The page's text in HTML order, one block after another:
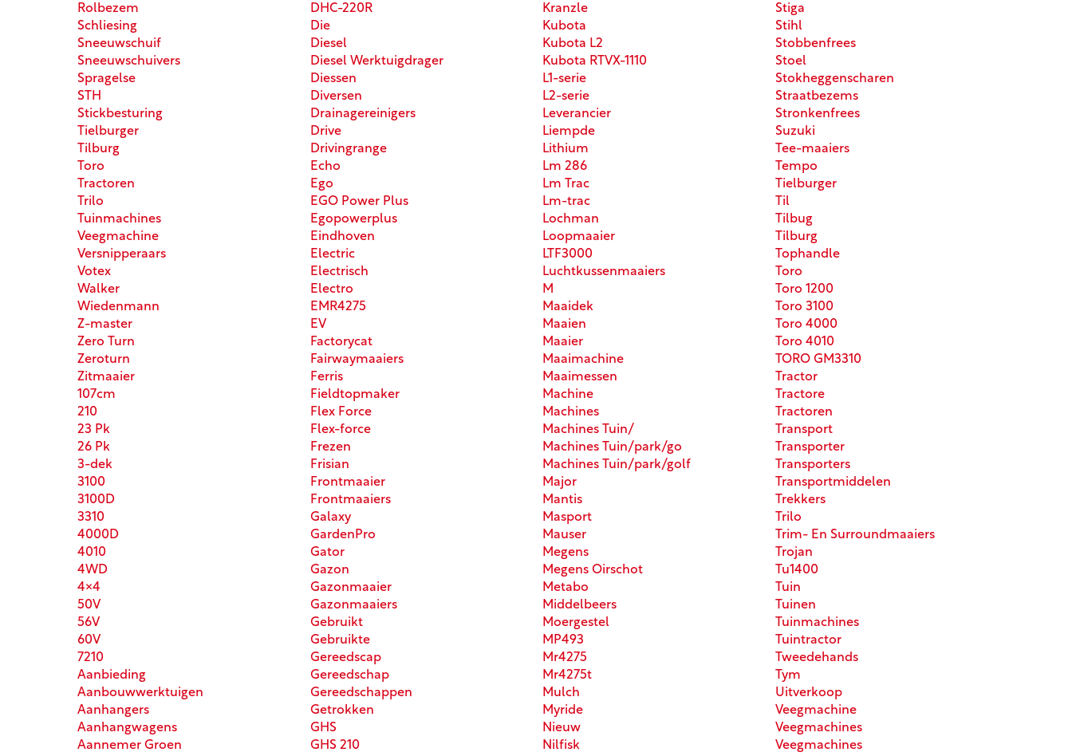
Rolbezem
Schliesing
Sneeuwschuif
Sneeuwschuivers
Spragelse
STH
Stickbesturing
Tielburger
Tilburg
Toro
Tractoren
Trilo
Tuinmachines
Veegmachine
Versnipperaars
Votex
Walker
Wiedenmann
Z-master
Zero Turn
Zeroturn
Zitmaaier
107cm
210
23 Pk
26 Pk
3-dek
3100
3100D
3310
4000D
4010
4WD
4x4
50V
56V
60V
7210
Aanbieding
Aanbouwwerktuigen
Aanhangers
Aanhangwagens
Aannemer Groen
DHC-220R
Die
Diesel
Diesel Werktuigdrager
Diessen
Diversen
Drainagereinigers
Drive
Drivingrange
Echo
Ego
EGO Power Plus
Egopowerplus
Eindhoven
Electric
Electrisch
Electro
EMR4275
EV
Factorycat
Fairwaymaaiers
Ferris
Fieldtopmaker
Flex Force
Flex-force
Frezen
Frisian
Frontmaaier
Frontmaaiers
Galaxy
GardenPro
Gator
Gazon
Gazonmaaier
Gazonmaaiers
Gebruikt
Gebruikte
Gereedscap
Gereedschap
Gereedschappen
Getrokken
GHS
GHS 210
Kranzle
Kubota
Kubota L2
Kubota RTVX-1110
L1-serie
L2-serie
Leverancier
Liempde
Lithium
Lm 286
Lm Trac
Lm-trac
Lochman
Loopmaaier
LTF3000
Luchtkussenmaaiers
M
Maaidek
Maaien
Maaier
Maaimachine
Maaimessen
Machine
Machines
Machines Tuin/
Machines Tuin/park/go
Machines Tuin/park/golf
Major
Mantis
Masport
Mauser
Megens
Megens Oirschot
Metabo
Middelbeers
Moergestel
MP493
Mr4275
Mr4275t
Mulch
Myride
Nieuw
Nilfisk
Stiga
Stihl
Stobbenfrees
Stoel
Stokheggenscharen
Straatbezems
Stronkenfrees
Suzuki
Tee-maaiers
Tempo
Tielburger
Til
Tilbug
Tilburg
Tophandle
Toro
Toro 1200
Toro 3100
Toro 4000
Toro 4010
TORO GM3310
Tractor
Tractore
Tractoren
Transport
Transporter
Transporters
Transportmiddelen
Trekkers
Trilo
Trim- En Surroundmaaiers
Trojan
Tu1400
Tuin
Tuinen
Tuinmachines
Tuintractor
Tweedehands
Tym
Uitverkoop
Veegmachine
Veegmachines
Veegmachines